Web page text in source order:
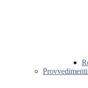
Provvedimenti